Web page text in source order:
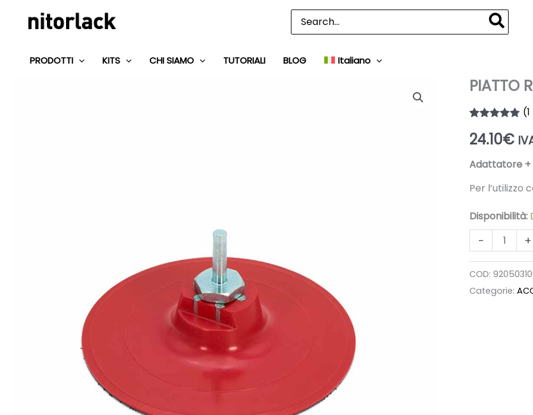
Ricerca
per:
PRODOTTI KITS CHI SIAMO TUTORIALI BLOG Italiano
PIATTO
su 5 su
base di
(1
24.10€
Adattatore +
Per l’utilizzo
Disponibilità:
-
PIATTO
RHYNO
150MM
quantità
+
COD:
Categorie: